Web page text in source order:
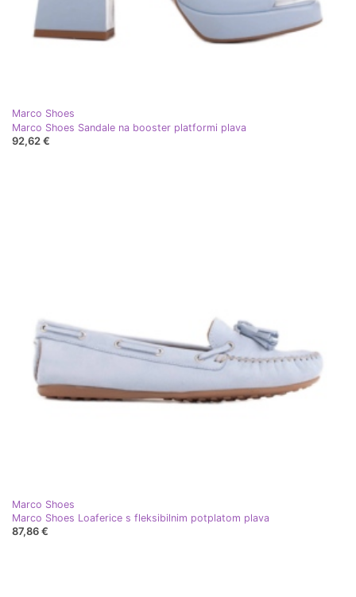
Marco Shoes
Marco Shoes Sandale na booster platformi plava
92,62 €
Marco Shoes
Marco Shoes Loaferice s fleksibilnim potplatom plava
87,86 €